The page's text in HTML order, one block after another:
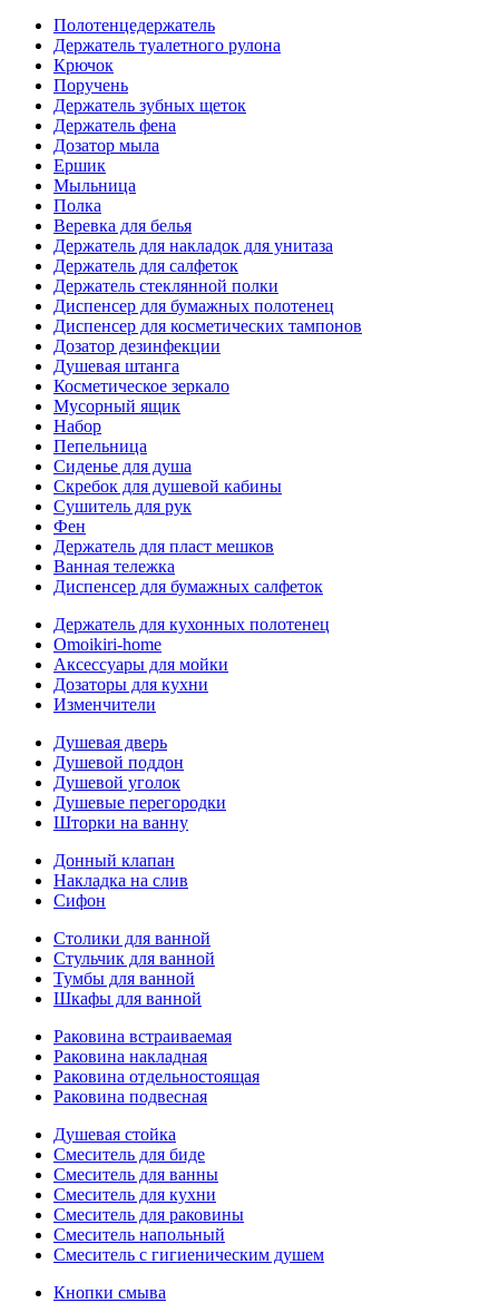
Полотенцедержатель
Держатель туалетного рулона
Крючок
Поручень
Держатель зубных щеток
Держатель фена
Дозатор мыла
Eршик
Мыльница
Полка
Веревка для белья
Держатель для накладок для унитаза
Держатель для салфеток
Держатель стеклянной полки
Диспенсер для бумажных полотенец
Диспенсер для косметических тампонов
Дозатор дезинфекции
Душевая штанга
Косметическое зеркало
Мусорный ящик
Набор
Пепельница
Сиденье для душа
Скребок для душевой кабины
Сушитель для рук
Фен
Держатель для пласт мешков
Ванная тележка
Диспенсер для бумажных салфеток
Держатель для кухонных полотенец
Omoikiri-home
Аксессуары для мойки
Дозаторы для кухни
Изменчители
Душевая дверь
Душевой поддон
Душевой уголок
Душевые перегородки
Шторки на ванну
Донный клапан
Накладка на слив
Сифон
Столики для ванной
Стульчик для ванной
Тумбы для ванной
Шкафы для ванной
Раковина встраиваемая
Раковина накладная
Раковина отдельностоящая
Раковина подвесная
Душевая стойка
Смеситель для биде
Смеситель для ванны
Смеситель для кухни
Смеситель для раковины
Смеситель напольный
Смеситель с гигиеническим душем
Кнопки смыва